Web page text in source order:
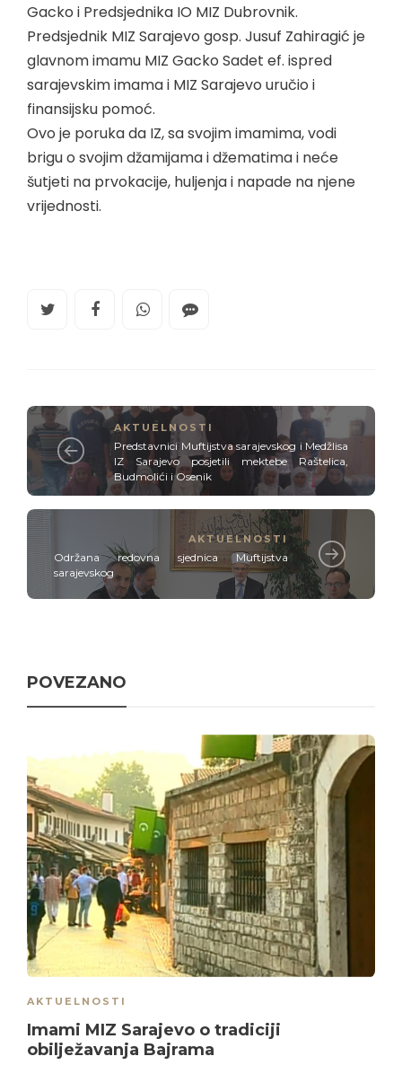
Gacko i Predsjednika IO MIZ Dubrovnik.
Predsjednik MIZ Sarajevo gosp. Jusuf Zahiragić je
glavnom imamu MIZ Gacko Sadet ef. ispred
sarajevskim imama i MIZ Sarajevo uručio i
finansijsku pomoć.
Ovo je poruka da IZ, sa svojim imamima, vodi
brigu o svojim džamijama i džematima i neće
šutjeti na prvokacije, huljenja i napade na njene
vrijednosti.
AKTUELNOSTI
Predstavnici Muftijstva sarajevskog i Medžlisa
IZ Sarajevo posjetili mektebe Raštelica,
Budmolići i Osenik
AKTUELNOSTI
Održana redovna sjednica Muftijstva
sarajevskog
POVEZANO
AKTUELNOSTI
Imami MIZ Sarajevo o tradiciji
obilježavanja Bajrama